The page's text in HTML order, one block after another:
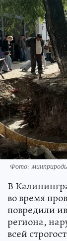
Фото:
В
во время
повредили
региона,
всей